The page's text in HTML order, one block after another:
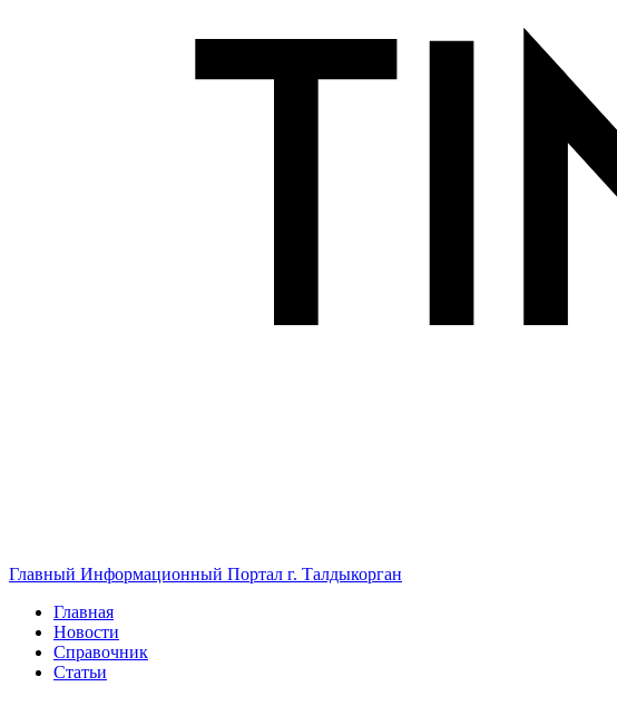
Главный Информационный Портал г. Талдыкорган
Главная
Новости
Справочник
Статьи